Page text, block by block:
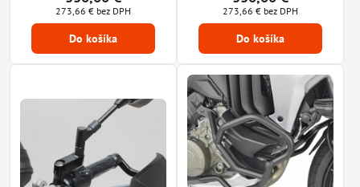
273,66 € bez DPH
Do košíka
273,66 € bez DPH
Do košíka